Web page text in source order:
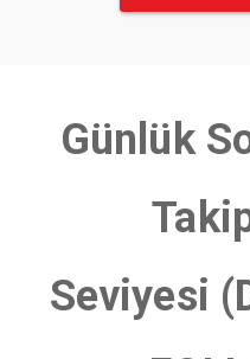
Günlük
Seviyesi